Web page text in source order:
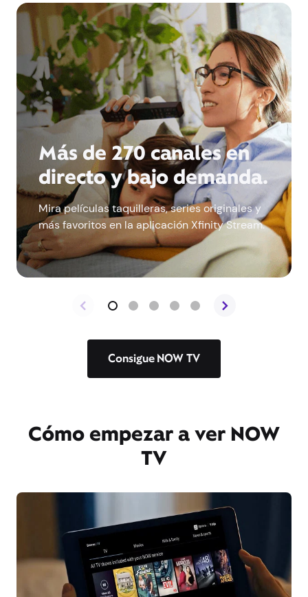
Más de 270 canales en
directo y bajo demanda.
Mira películas taquilleras, series originales y
más favoritos en la aplicación Xfinity Stream.
Consigue NOW TV
Cómo empezar a ver NOW
TV